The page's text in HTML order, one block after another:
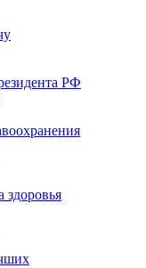
РФ
здоровья